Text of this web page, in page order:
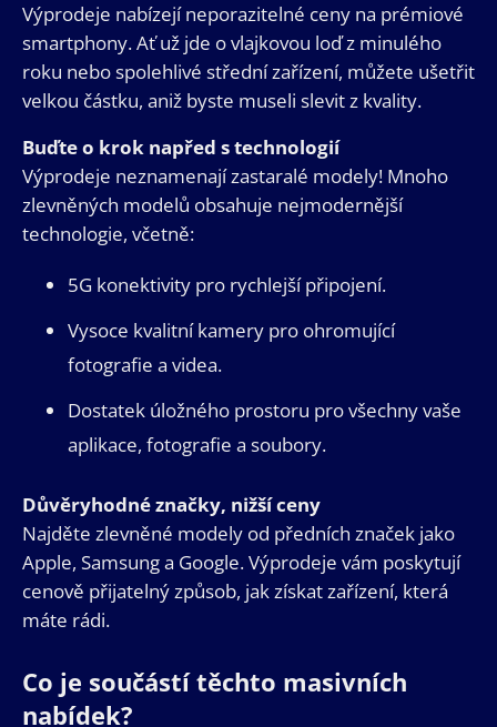
Výprodeje nabízejí neporazitelné ceny na prémiové
smartphony. Ať už jde o vlajkovou loď z minulého
roku nebo spolehlivé střední zařízení, můžete ušetřit
velkou částku, aniž byste museli slevit z kvality.
Buďte o krok napřed s technologií
Výprodeje neznamenají zastaralé modely! Mnoho
zlevněných modelů obsahuje nejmodernější
technologie, včetně:
5G konektivity pro rychlejší připojení.
Vysoce kvalitní kamery pro ohromující
fotografie a videa.
Dostatek úložného prostoru pro všechny vaše
aplikace, fotografie a soubory.
Důvěryhodné značky, nižší ceny
Najděte zlevněné modely od předních značek jako
Apple, Samsung a Google. Výprodeje vám poskytují
cenově přijatelný způsob, jak získat zařízení, která
máte rádi.
Co je součástí těchto masivních
nabídek?